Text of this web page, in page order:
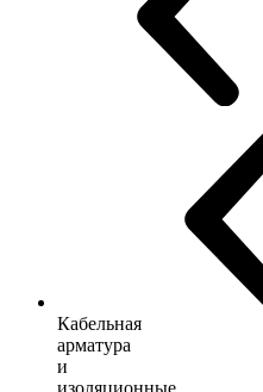
Кабельная
арматура
и